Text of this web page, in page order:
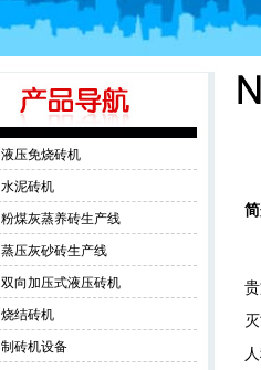
液压免烧砖机
水泥砖机
粉煤灰蒸养砖生产线
蒸压灰砂砖生产线
双向加压式液压砖机
烧结砖机
制砖机设备